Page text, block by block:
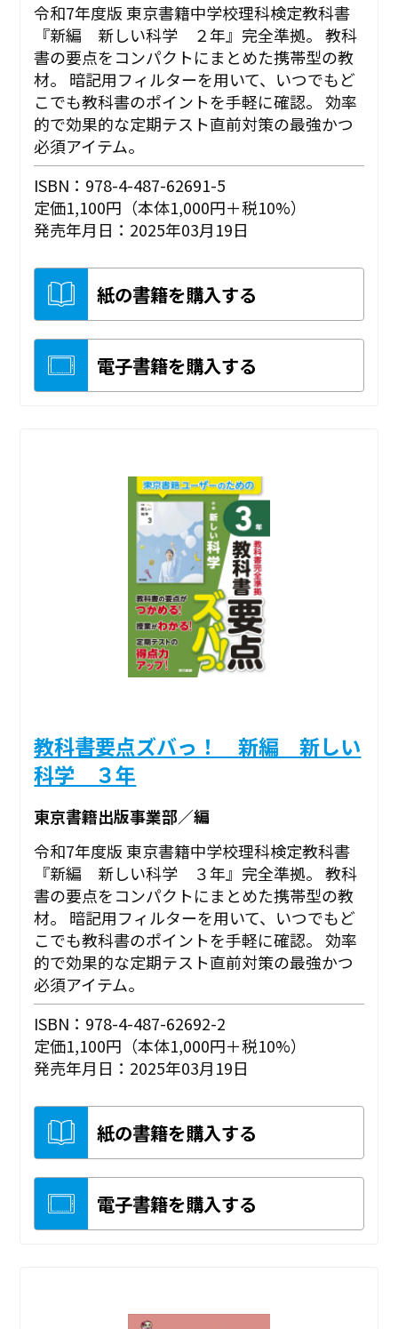
令和7年度版 東京書籍中学校理科検定教科書
『新編 新しい科学 ２年』完全準拠。 教科
書の要点をコンパクトにまとめた携帯型の教
材。 暗記用フィルターを用いて、いつでもど
こでも教科書のポイントを手軽に確認。 効率
的で効果的な定期テスト直前対策の最強かつ
必須アイテム。
ISBN：978-4-487-62691-5
定価1,100円（本体1,000円＋税10%）
発売年月日：2025年03月19日
紙の書籍を購入する
電子書籍を購入する
教科書要点ズバっ！ 新編 新しい
科学 ３年
東京書籍出版事業部／編
令和7年度版 東京書籍中学校理科検定教科書
『新編 新しい科学 ３年』完全準拠。 教科
書の要点をコンパクトにまとめた携帯型の教
材。 暗記用フィルターを用いて、いつでもど
こでも教科書のポイントを手軽に確認。 効率
的で効果的な定期テスト直前対策の最強かつ
必須アイテム。
ISBN：978-4-487-62692-2
定価1,100円（本体1,000円＋税10%）
発売年月日：2025年03月19日
紙の書籍を購入する
電子書籍を購入する